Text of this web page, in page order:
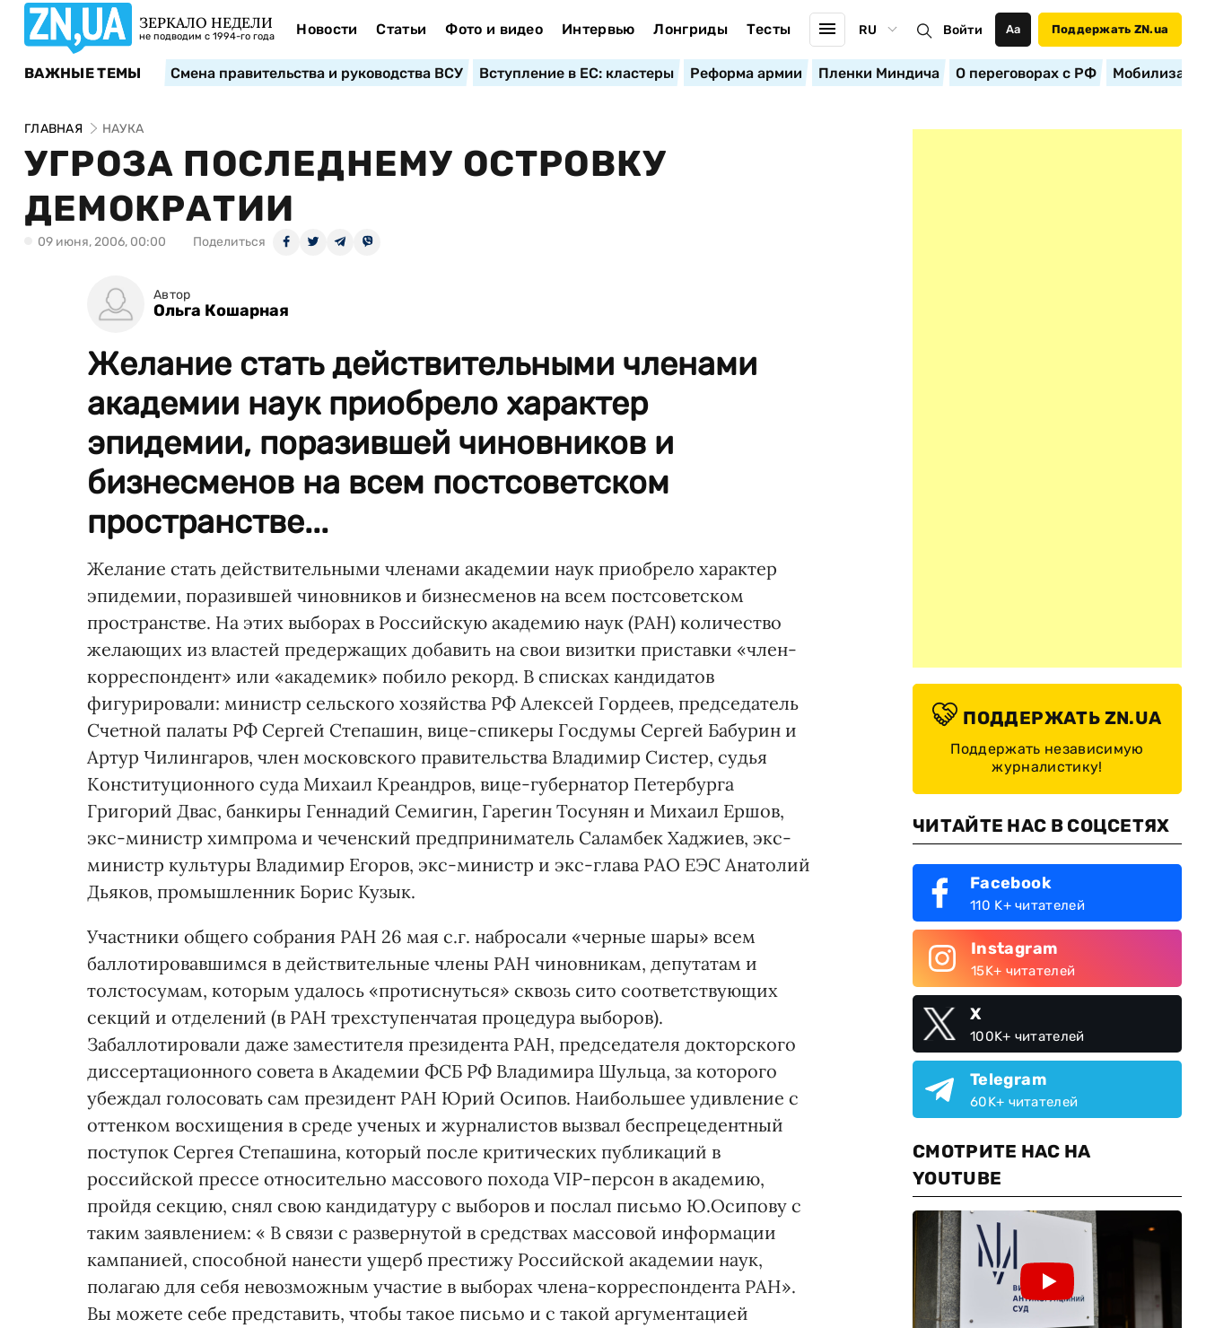
ЗЕРКАЛО НЕДЕЛИ
не подводим с 1994-го года Новости Статьи Фото и видео Интервью Лонгриды Тесты RU Войти Аа Поддержать ZN.ua
ВАЖНЫЕ ТЕМЫ Смена правительства и руководства ВСУ Вступление в ЕС: кластеры Реформа армии Пленки Миндича О переговорах с РФ
ГЛАВНАЯ НАУКА
УГРОЗА ПОСЛЕДНЕМУ ОСТРОВКУ
ДЕМОКРАТИИ
09 июня, 2006, 00:00 Поделиться
Автор
Ольга Кошарная
Желание стать действительными членами
академии наук приобрело характер
эпидемии, поразившей чиновников и
бизнесменов на всем постсоветском
пространстве...
Желание стать действительными членами академии наук приобрело характер
эпидемии, поразившей чиновников и бизнесменов на всем постсоветском
пространстве. На этих выборах в Российскую академию наук (РАН) количество
желающих из властей предержащих добавить на свои визитки приставки «член-
корреспондент» или «академик» побило рекорд. В списках кандидатов
фигурировали: министр сельского хозяйства РФ Алексей Гордеев, председатель
Счетной палаты РФ Сергей Степашин, вице-спикеры Госдумы Сергей Бабурин и
Артур Чилингаров, член московского правительства Владимир Систер, судья
Конституционного суда Михаил Креандров, вице-губернатор Петербурга
Григорий Двас, банкиры Геннадий Семигин, Гарегин Тосунян и Михаил Ершов,
экс-министр химпрома и чеченский предприниматель Саламбек Хаджиев, экс-
министр культуры Владимир Егоров, экс-министр и экс-глава РАО ЕЭС Анатолий
Дьяков, промышленник Борис Кузык.
Участники общего собрания РАН 26 мая с.г. набросали «черные шары» всем
баллотировавшимся в действительные члены РАН чиновникам, депутатам и
толстосумам, которым удалось «протиснуться» сквозь сито соответствующих
секций и отделений (в РАН трехступенчатая процедура выборов).
Забаллотировали даже заместителя президента РАН, председателя докторского
диссертационного совета в Академии ФСБ РФ Владимира Шульца, за которого
убеждал голосовать сам президент РАН Юрий Осипов. Наибольшее удивление с
оттенком восхищения в среде ученых и журналистов вызвал беспрецедентный
поступок Сергея Степашина, который после критических публикаций в
российской прессе относительно массового похода VIP-персон в академию,
пройдя секцию, снял свою кандидатуру с выборов и послал письмо Ю.Осипову с
таким заявлением: « В связи с развернутой в средствах массовой информации
кампанией, способной нанести ущерб престижу Российской академии наук,
полагаю для себя невозможным участие в выборах члена-корреспондента РАН».
Вы можете себе представить, чтобы такое письмо и с такой аргументацией
ПОДДЕРЖАТЬ ZN.UA
Поддержать независимую
журналистику!
ЧИТАЙТЕ НАС В СОЦСЕТЯХ
Facebook
110 K+ читателей
Instagram
15K+ читателей
X
100K+ читателей
Telegram
60K+ читателей
СМОТРИТЕ НАС НА
YOUTUBE